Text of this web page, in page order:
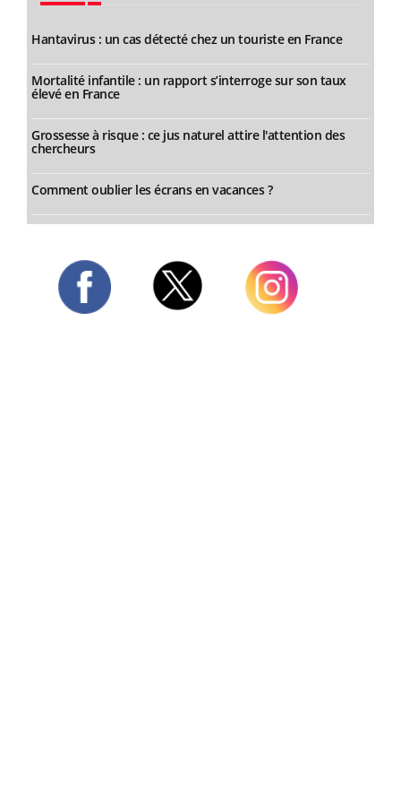
Hantavirus : un cas détecté chez un touriste en France
Mortalité infantile : un rapport s’interroge sur son taux
élevé en France
Grossesse à risque : ce jus naturel attire l'attention des
chercheurs
Comment oublier les écrans en vacances ?